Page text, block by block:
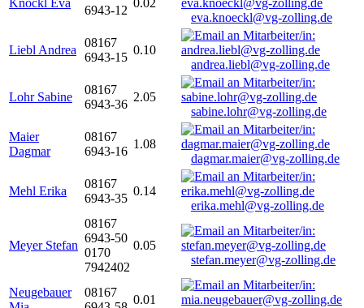
Knöckl Eva
6943-12
0.02
eva.knoeckl@vg-zolling.de
Liebl Andrea
08167
6943-15
0.10
andrea.liebl@vg-zolling.de
Lohr Sabine
08167
6943-36
2.05
sabine.lohr@vg-zolling.de
Maier
Dagmar
08167
6943-16
1.08
dagmar.maier@vg-zolling.de
Mehl Erika
08167
6943-35
0.14
erika.mehl@vg-zolling.de
Meyer Stefan
08167
6943-50
0170
7942402
0.05
stefan.meyer@vg-zolling.de
Neugebauer
08167
0.01